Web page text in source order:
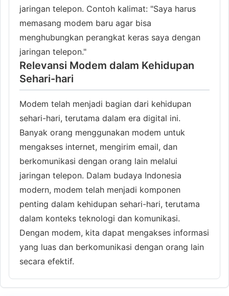
jaringan telepon. Contoh kalimat: "Saya harus
memasang modem baru agar bisa
menghubungkan perangkat keras saya dengan
jaringan telepon."
Relevansi Modem dalam Kehidupan
Sehari-hari
Modem telah menjadi bagian dari kehidupan
sehari-hari, terutama dalam era digital ini.
Banyak orang menggunakan modem untuk
mengakses internet, mengirim email, dan
berkomunikasi dengan orang lain melalui
jaringan telepon. Dalam budaya Indonesia
modern, modem telah menjadi komponen
penting dalam kehidupan sehari-hari, terutama
dalam konteks teknologi dan komunikasi.
Dengan modem, kita dapat mengakses informasi
yang luas dan berkomunikasi dengan orang lain
secara efektif.